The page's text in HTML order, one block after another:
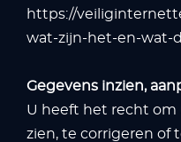
https://
wat-zijn-het-en-wat-
Gegevens inzien,
U heeft het recht om
zien, te corrigeren of